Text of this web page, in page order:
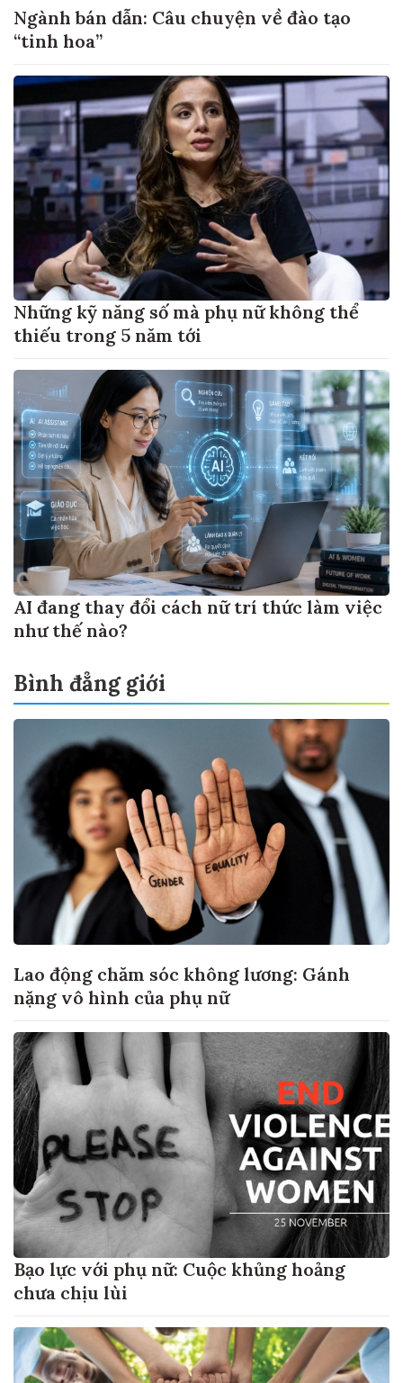
Ngành bán dẫn: Câu chuyện về đào tạo
“tinh hoa”
Những kỹ năng số mà phụ nữ không thể
thiếu trong 5 năm tới
AI đang thay đổi cách nữ trí thức làm việc
như thế nào?
Bình đẳng giới
Lao động chăm sóc không lương: Gánh
nặng vô hình của phụ nữ
Bạo lực với phụ nữ: Cuộc khủng hoảng
chưa chịu lùi